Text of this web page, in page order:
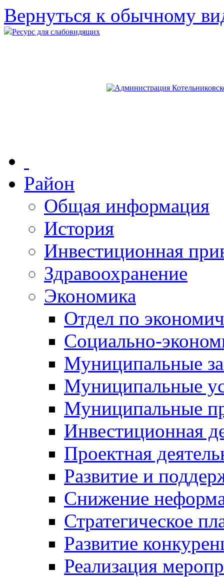
Вернуться к обычному
Ресурс для слабовидящих
Район
Общая информация
История
Инвестиционная
Здравоохранение
Экономика
Отдел по
Социально-
Муниципальные
Муниципальные
Муниципальные
Инвестиционная
Проектная
Развитие и
Снижение
Стратегическое
Развитие
Реализация